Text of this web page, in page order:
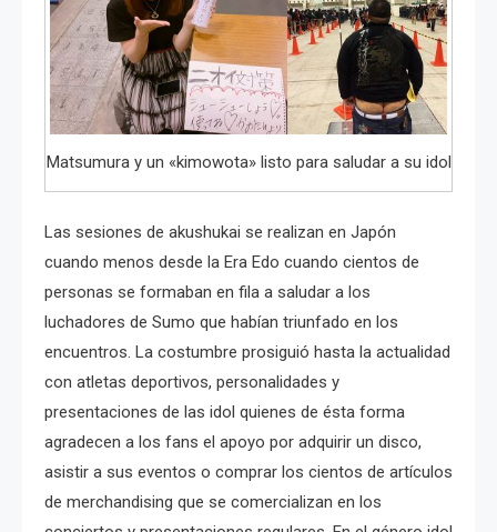
Matsumura y un «kimowota» listo para saludar a su idol
Las sesiones de akushukai se realizan en Japón
cuando menos desde la Era Edo cuando cientos de
personas se formaban en fila a saludar a los
luchadores de Sumo que habían triunfado en los
encuentros. La costumbre prosiguió hasta la actualidad
con atletas deportivos, personalidades y
presentaciones de las idol quienes de ésta forma
agradecen a los fans el apoyo por adquirir un disco,
asistir a sus eventos o comprar los cientos de artículos
de merchandising que se comercializan en los